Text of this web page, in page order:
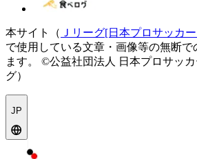
本サイト（ Ｊリーグ[日本プロサッカ
で使用している文章・画像等の無断で
ます。
©公益社団法人 日本プロサッ
グ）
JP